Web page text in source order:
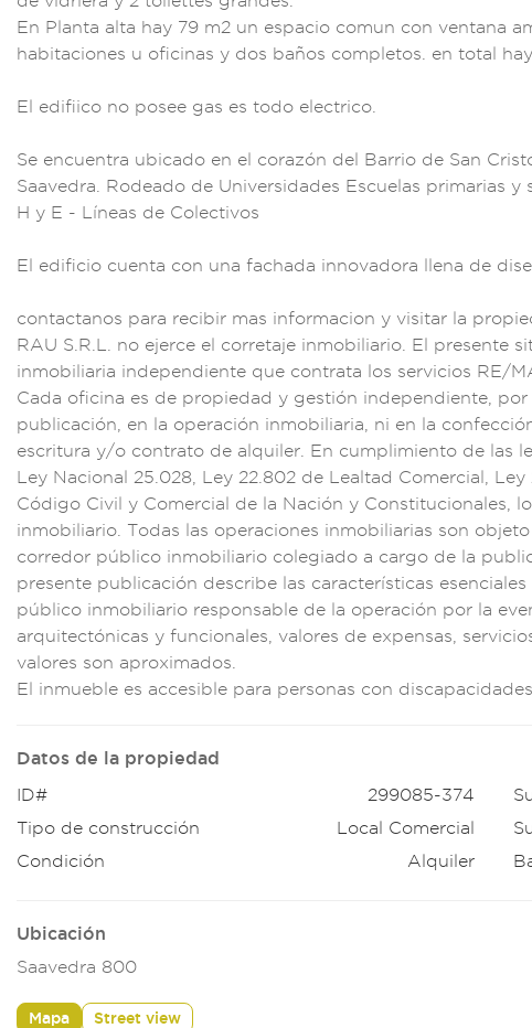
En P lanta alta hay 79 m2 un espacio comun con ventana a
habitaciones u oficinas y dos baños compl etos. en total hay
El edifiico no posee gas es todo el ectrico.
Se encuentra ubicado en el corazón del Barrio de San
Saavedra. Rodeado de Universidades Escuelas primarias y
H y E - Líneas de Col ectivos
E l edificio cuenta con una fachada innovadora llena de
contactanos para recibir mas informacion y visitar la
RAU S.R.L. no ejerce el corretaje inmobiliario. El presente
inmobi liaria independiente que contrata los servicios RE/
Cada oficina es de propiedad y gestión independiente, por
publicación, en la operación inmobiliaria, ni en la
escritura y/o contrato de alquiler. En cumplimiento de las
Ley Nacional 25.028 , Ley 22.802 de Lea ltad Comercial ,
Código Civil y Comercial de l a Nación y Constitucionales ,
inmobiliario. Todas las operaciones inmobiliarias son obj
corredor público inmobiliario colegiado a cargo de la
presente publicación describe las características esenciales
público inmobiliario responsable de l a operación por la
arquitectónicas y funcionales, valores de expensas,
valores son aproximados.
El inmueble es accesible para personas con disc
Datos de la propiedad
ID#
299085-374
Tipo de construcción
Local Comercial
Condición
Alquiler
Ubicación
Saavedra 800
Mapa Street view